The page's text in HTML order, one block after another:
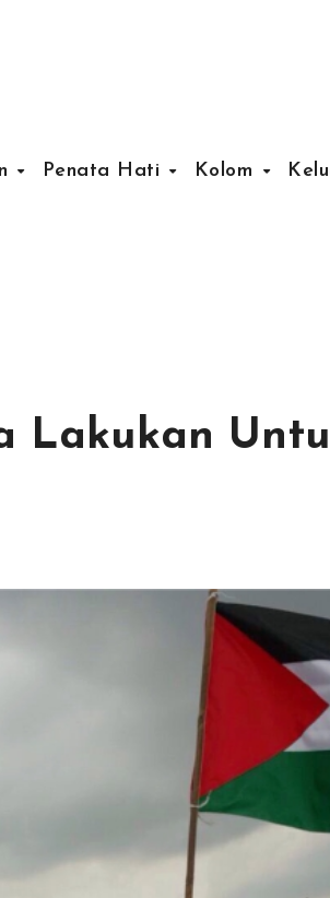
Penata Hati Kolom
Lakukan